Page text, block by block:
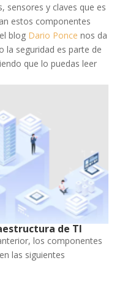
sensores y claves que es
estos componentes
blog Dario Ponce nos da
la seguridad es parte de
que lo puedas leer
de TI
los componentes
las siguientes